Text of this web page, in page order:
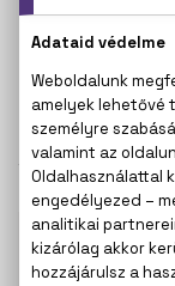
100% eredeti
garanciával